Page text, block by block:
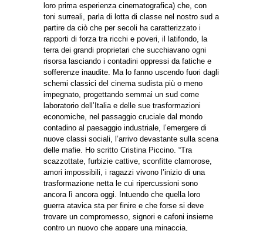
loro prima esperienza cinematografica) che, con
toni surreali, parla di lotta di classe nel nostro sud a
partire da ciò che per secoli ha caratterizzato i
rapporti di forza tra ricchi e poveri, il latifondo, la
terra dei grandi proprietari che succhiavano ogni
risorsa lasciando i contadini oppressi da fatiche e
sofferenze inaudite. Ma lo fanno uscendo fuori dagli
schemi classici del cinema sudista più o meno
impegnato, progettando semmai un sud come
laboratorio dell’Italia e delle sue trasformazioni
economiche, nel passaggio cruciale dal mondo
contadino al paesaggio industriale, l’emergere di
nuove classi sociali, l’arrivo devastante sulla scena
delle mafie. Ho scritto Cristina Piccino. “Tra
scazzottate, furbizie cattive, sconfitte clamorose,
amori impossibili, i ragazzi vivono l’inizio di una
trasformazione netta le cui ripercussioni sono
ancora lì ancora oggi. Intuendo che quella loro
guerra atavica sta per finire e che forse si deve
trovare un compromesso, signori e cafoni insieme
contro un nuovo che appare una minaccia,